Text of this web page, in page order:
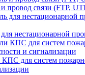
провод связи (FTP,
нестационарной
для систем